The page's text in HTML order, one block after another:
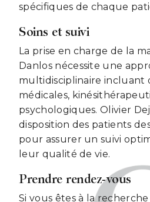
spécifiques de chaque
Soins et suivi
La prise en charge de la
Danlos nécessite une
multidisciplinaire incluant
médicales,
psychologiques. Olivier
disposition des patients
pour assurer un suivi
leur qualité de vie.
Prendre rendez-vous
Si vous êtes à la